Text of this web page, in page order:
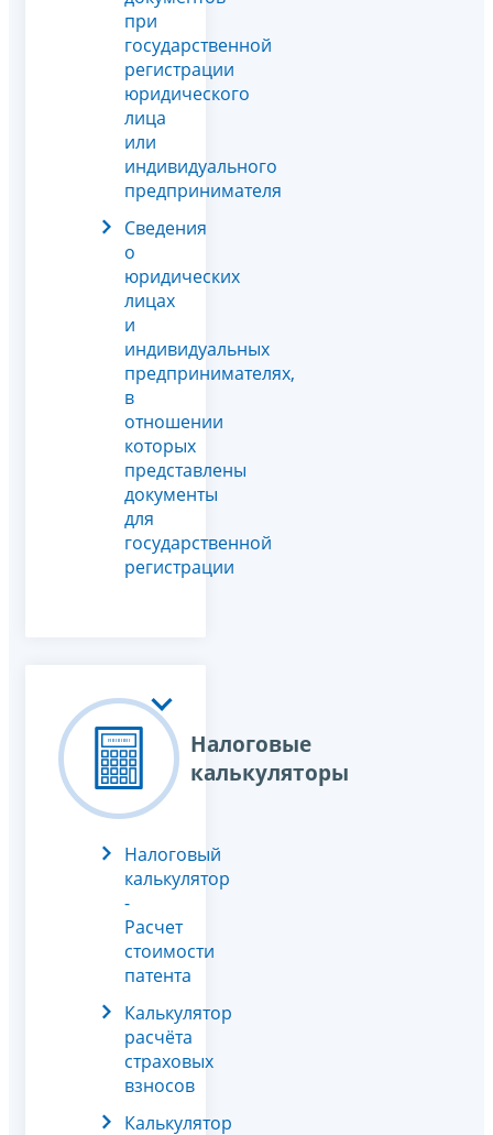
при
государственной
регистрации
юридического
лица
или
индивидуального
предпринимателя
Сведения
о
юридических
лицах
и
индивидуальных
предпринимателях,
в
отношении
которых
представлены
документы
для
государственной
регистрации
Налоговые
калькуляторы
Налоговый
калькулятор
-
Расчет
стоимости
патента
Калькулятор
расчёта
страховых
взносов
Калькулятор